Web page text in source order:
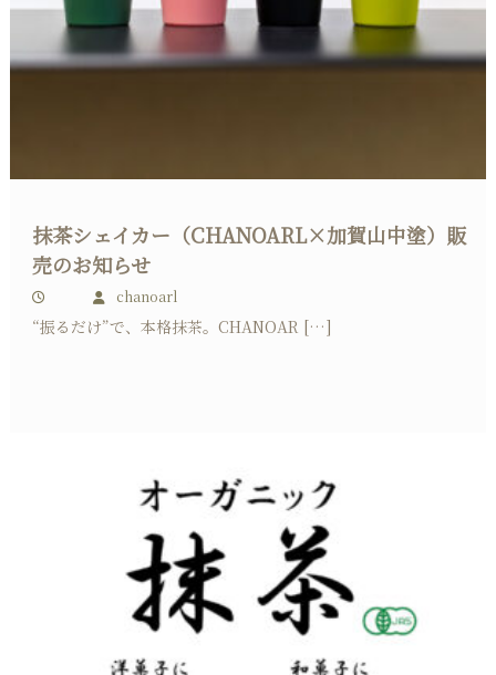
抹茶シェイカー（CHANOARL×加賀山中塗）販
売のお知らせ
chanoarl
“振るだけ”で、本格抹茶。CHANOAR […]